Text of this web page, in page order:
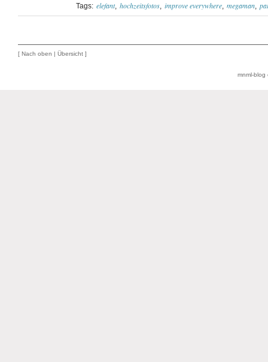
Tags: elefant hochzeitsfotos improve everywhere megaman
[ Nach oben | Übersicht ]
mnml-blog